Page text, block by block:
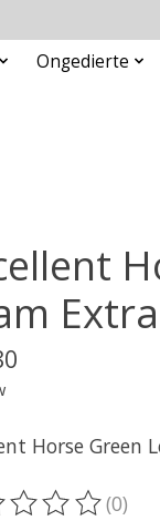
Ongedierte
Horse Green
van dit
(0)